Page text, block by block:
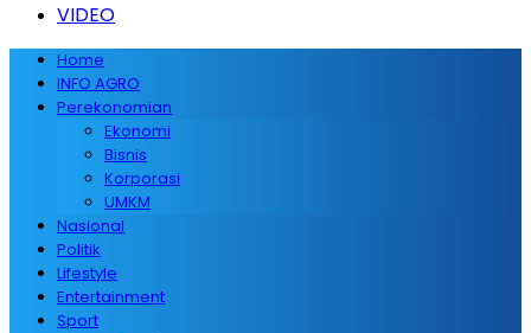
VIDEO
Home
INFO AGRO
Perekonomian
Ekonomi
Bisnis
Korporasi
UMKM
Nasional
Politik
Lifestyle
Entertainment
Sport